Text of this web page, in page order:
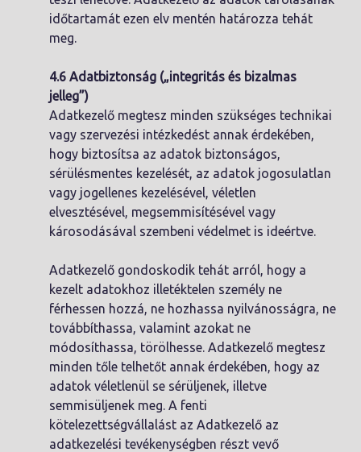
időtartamát ezen elv mentén határozza tehát
meg.
4.6 Adatbiztonság („integritás és bizalmas
jelleg”)
Adatkezelő megtesz minden szükséges technikai
vagy szervezési intézkedést annak érdekében,
hogy biztosítsa az adatok biztonságos,
sérülésmentes kezelését, az adatok jogosulatlan
vagy jogellenes kezelésével, véletlen
elvesztésével, megsemmisítésével vagy
károsodásával szembeni védelmet is ideértve.
Adatkezelő gondoskodik tehát arról, hogy a
kezelt adatokhoz illetéktelen személy ne
férhessen hozzá, ne hozhassa nyilvánosságra, ne
továbbíthassa, valamint azokat ne
módosíthassa, törölhesse. Adatkezelő megtesz
minden tőle telhetőt annak érdekében, hogy az
adatok véletlenül se sérüljenek, illetve
semmisüljenek meg. A fenti
kötelezettségvállalást az Adatkezelő az
adatkezelési tevékenységben részt vevő